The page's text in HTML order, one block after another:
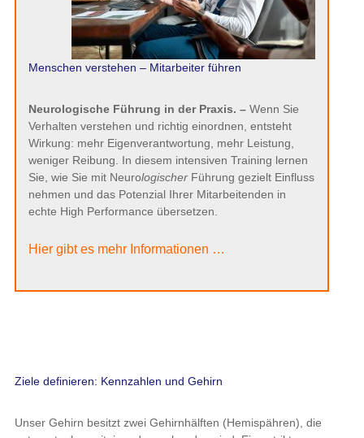
Menschen verstehen – Mitarbeiter führen
Neurologische Führung in der Praxis. – Wenn Sie
Verhalten verstehen und richtig einordnen, entsteht
Wirkung: mehr Eigenverantwortung, mehr Leistung,
weniger Reibung. In diesem intensiven Training lernen
Sie, wie Sie mit NeurologischerFührung gezielt Einfluss
nehmen und das Potenzial Ihrer Mitarbeitenden in
echte High Performance übersetzen.
Hier gibt es mehr Informationen …
Ziele definieren: Kennzahlen und Gehirn
Unser Gehirn besitzt zwei Gehirnhälften (Hemispähren), die